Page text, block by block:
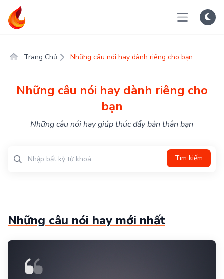
Trang Chủ Những câu nói hay dành riêng cho bạn
Những câu nói hay dành riêng cho
bạn
Những câu nói hay giúp thúc đẩy bản thân bạn
Tìm kiếm
Những câu nói hay mới nhất